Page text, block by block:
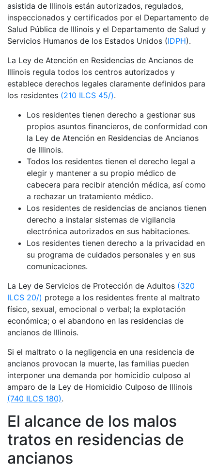
asistida de Illinois están autorizados, regulados,
inspeccionados y certificados por el Departamento de
Salud Pública de Illinois y el Departamento de Salud y
Servicios Humanos de los Estados Unidos (IDPH).
La Ley de Atención en Residencias de Ancianos de
Illinois regula todos los centros autorizados y
establece derechos legales claramente definidos para
los residentes (210 ILCS 45/).
Los residentes tienen derecho a gestionar sus
propios asuntos financieros, de conformidad con
la Ley de Atención en Residencias de Ancianos
de Illinois.
Todos los residentes tienen el derecho legal a
elegir y mantener a su propio médico de
cabecera para recibir atención médica, así como
a rechazar un tratamiento médico.
Los residentes de residencias de ancianos tienen
derecho a instalar sistemas de vigilancia
electrónica autorizados en sus habitaciones.
Los residentes tienen derecho a la privacidad en
su programa de cuidados personales y en sus
comunicaciones.
La Ley de Servicios de Protección de Adultos (320
ILCS 20/) protege a los residentes frente al maltrato
físico, sexual, emocional o verbal; la explotación
económica; o el abandono en las residencias de
ancianos de Illinois.
Si el maltrato o la negligencia en una residencia de
ancianos provocan la muerte, las familias pueden
interponer una demanda por homicidio culposo al
amparo de la Ley de Homicidio Culposo de Illinois
(740 ILCS 180).
El alcance de los malos
tratos en residencias de
ancianos